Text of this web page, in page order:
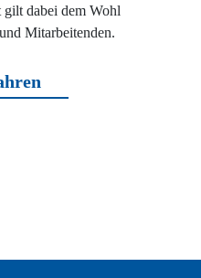
gilt dabei dem Wohl
Mitarbeitenden.